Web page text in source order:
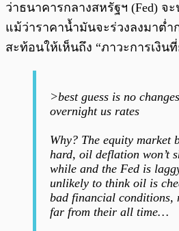
ว่าธนาคารกลางสหรัฐฯ (Fed) จ
แม้ว่าราคาน้ำมันจะร่วงลงมาต่ำ
สะท้อนให้เห็นถึง “ภาวะการเงิน
>best guess is no
overnight us rates
Why? The equity market
hard, oil deflation won’t
while and the Fed is
unlikely to think oil is
bad financial conditions,
far from their all time…